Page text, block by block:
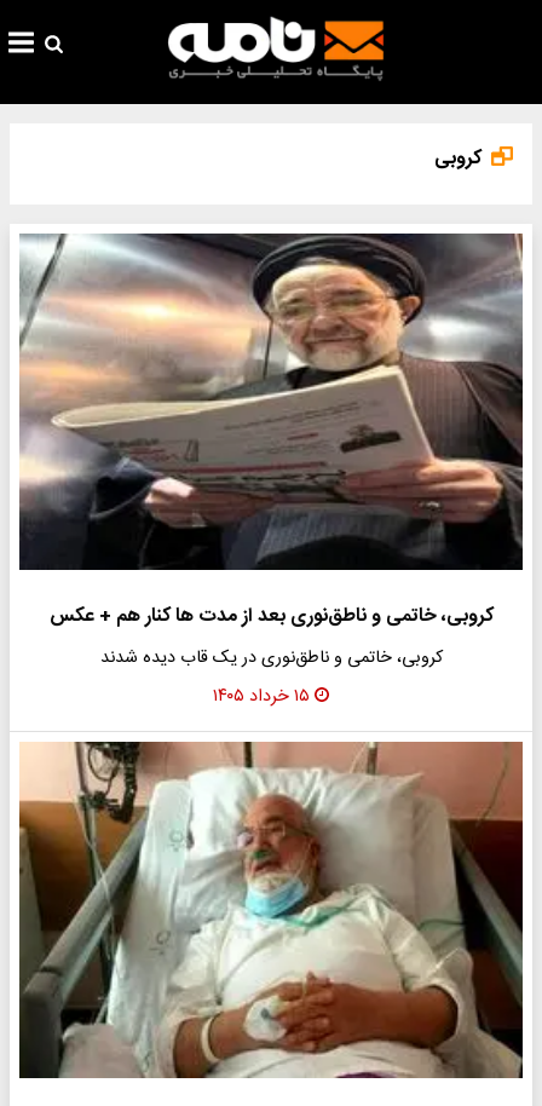
کروبی
کروبی، خاتمی و ناطق‌نوری بعد از مدت ها کنار هم + عکس
کروبی، خاتمی و ناطق‌نوری در یک قاب دیده شدند
۱۵ خرداد ۱۴۰۵